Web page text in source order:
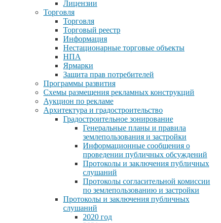
Лицензии
Торговля
Торговля
Торговый реестр
Информация
Нестационарные торговые объекты
НПА
Ярмарки
Защита прав потребителей
Программы развития
Схемы размещения рекламных конструкций
Аукцион по рекламе
Архитектура и градостроительство
Градостроительное зонирование
Генеральные планы и правила
землепользования и застройки
Информационные сообщения о
проведении публичных обсуждений
Протоколы и заключения публичных
слушаний
Протоколы согласительной комиссии
по землепользованию и застройки
Протоколы и заключения публичных
слушаний
2020 год